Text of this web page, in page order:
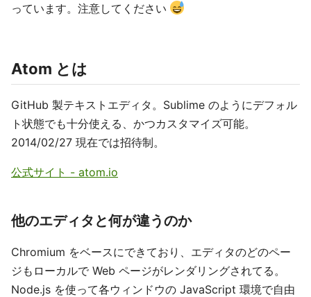
っています。注意してください
Atom とは
GitHub 製テキストエディタ。Sublime のようにデフォル
ト状態でも十分使える、かつカスタマイズ可能。
2014/02/27 現在では招待制。
公式サイト - atom.io
他のエディタと何が違うのか
Chromium をベースにできており、エディタのどのペー
ジもローカルで Web ページがレンダリングされてる。
Node.js を使って各ウィンドウの JavaScript 環境で自由